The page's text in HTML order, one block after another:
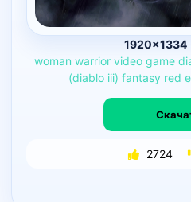
1920×1334
woman warrior video game
(diablo iii) fantasy red
2724